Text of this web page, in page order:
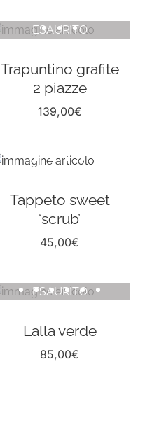
ESAURITO
Trapuntino grafite
2 piazze
139,00€
Tappeto sweet
‘scrub’
45,00€
ESAURITO
Lalla verde
85,00€